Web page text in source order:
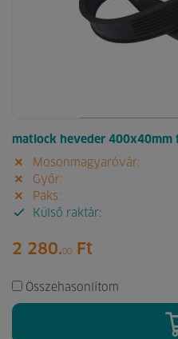
matlock heveder
Mosonmagyaróvár:
Győr:
Paks:
Külső raktár:
2 280.00 Ft
Összehasonlítom